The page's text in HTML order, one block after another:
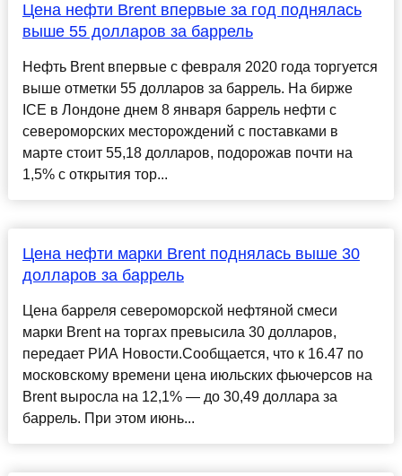
Цена нефти Brent впервые за год поднялась
выше 55 долларов за баррель
Нефть Brent впервые с февраля 2020 года торгуется
выше отметки 55 долларов за баррель. На бирже
ICE в Лондоне днем 8 января баррель нефти с
североморских месторождений с поставками в
марте стоит 55,18 долларов, подорожав почти на
1,5% с открытия тор...
Цена нефти марки Brent поднялась выше 30
долларов за баррель
Цена барреля североморской нефтяной смеси
марки Brent на торгах превысила 30 долларов,
передает РИА Новости.Сообщается, что к 16.47 по
московскому времени цена июльских фьючерсов на
Brent выросла на 12,1% — до 30,49 доллара за
баррель. При этом июнь...